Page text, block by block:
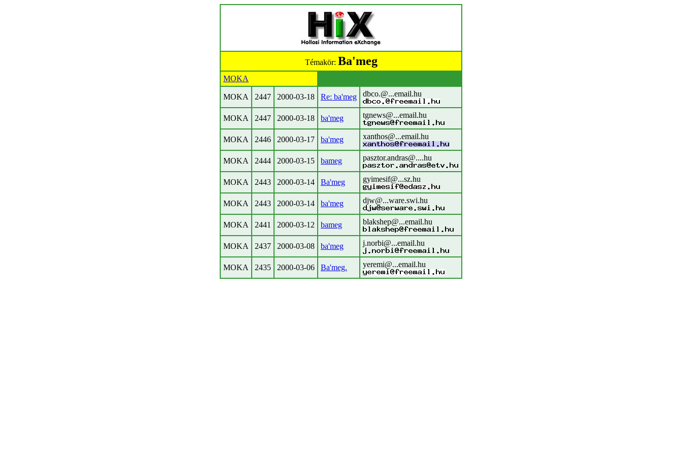
Témakör: Ba'meg
MOKA
MOKA 2447 2000-03-18 Re: ba'meg dbco.@...email.hu
MOKA 2447 2000-03-18 ba'meg tgnews@...email.hu
MOKA 2446 2000-03-17 ba'meg xanthos@...email.hu
MOKA 2444 2000-03-15 bameg pasztor.andras@....hu
MOKA 2443 2000-03-14 Ba'meg gyimesif@...sz.hu
MOKA 2443 2000-03-14 ba'meg djw@...ware.swi.hu
MOKA 2441 2000-03-12 bameg blakshep@...email.hu
MOKA 2437 2000-03-08 ba'meg j.norbi@...email.hu
MOKA 2435 2000-03-06 Ba'meg. yeremi@...email.hu